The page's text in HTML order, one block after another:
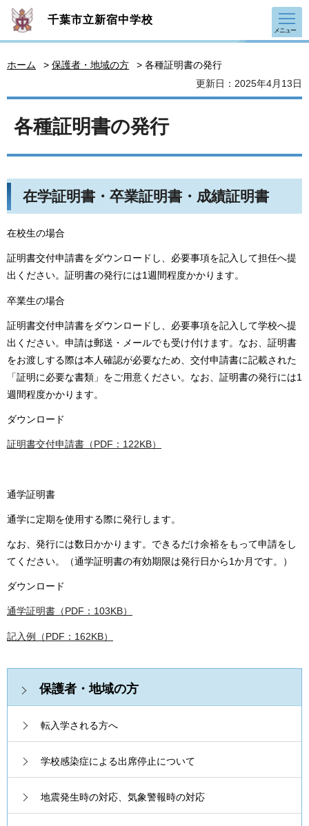
千葉市立新宿中学校
メニュー
ホーム > 保護者・地域の方
> 各種証明書の発行
更新日：2025年4月13日
各種証明書の発行
在学証明書・卒業証明書・成績証明書
在校生の場合
証明書交付申請書をダウンロードし、必要事項を記入して担任へ提
出ください。証明書の発行には1週間程度かかります。
卒業生の場合
証明書交付申請書をダウンロードし、必要事項を記入して学校へ提
出ください。申請は郵送・メールでも受け付けます。なお、証明書
をお渡しする際は本人確認が必要なため、交付申請書に記載された
「証明に必要な書類」をご用意ください。なお、証明書の発行には1
週間程度かかります。
ダウンロード
証明書交付申請書（PDF：122KB）
通学証明書
通学に定期を使用する際に発行します。
なお、発行には数日かかります。できるだけ余裕をもって申請をし
てください。（通学証明書の有効期限は発行日から1か月です。）
ダウンロード
通学証明書（PDF：103KB）
記入例（PDF：162KB）
保護者・地域の方
転入学される方へ
学校感染症による出席停止について
地震発生時の対応、気象警報時の対応